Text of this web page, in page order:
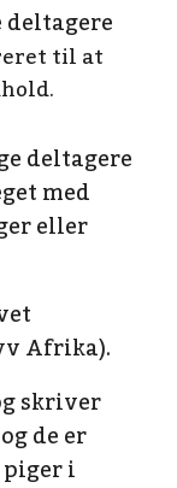
til at
deltagere
med
eller
Afrika).
skriver
de er
i